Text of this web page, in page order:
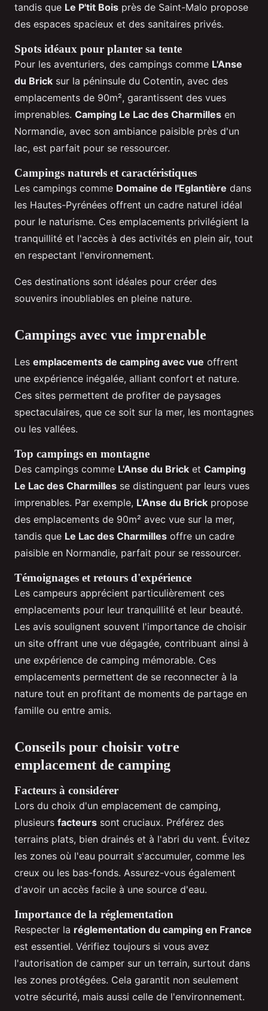
tandis que Le P'tit Bois près de Saint-Malo propose
des espaces spacieux et des sanitaires privés.
Spots idéaux pour planter sa tente
Pour les aventuriers, des campings comme L'Anse
du Brick sur la péninsule du Cotentin, avec des
emplacements de 90m², garantissent des vues
imprenables. Camping Le Lac des Charmilles en
Normandie, avec son ambiance paisible près d'un
lac, est parfait pour se ressourcer.
Campings naturels et caractéristiques
Les campings comme Domaine de l'Eglantière dans
les Hautes-Pyrénées offrent un cadre naturel idéal
pour le naturisme. Ces emplacements privilégient la
tranquillité et l'accès à des activités en plein air, tout
en respectant l'environnement.
Ces destinations sont idéales pour créer des
souvenirs inoubliables en pleine nature.
Campings avec vue imprenable
Les emplacements de camping avec vue offrent
une expérience inégalée, alliant confort et nature.
Ces sites permettent de profiter de paysages
spectaculaires, que ce soit sur la mer, les montagnes
ou les vallées.
Top campings en montagne
Des campings comme L'Anse du Brick et Camping
Le Lac des Charmilles se distinguent par leurs vues
imprenables. Par exemple, L'Anse du Brick propose
des emplacements de 90m² avec vue sur la mer,
tandis que Le Lac des Charmilles offre un cadre
paisible en Normandie, parfait pour se ressourcer.
Témoignages et retours d'expérience
Les campeurs apprécient particulièrement ces
emplacements pour leur tranquillité et leur beauté.
Les avis soulignent souvent l'importance de choisir
un site offrant une vue dégagée, contribuant ainsi à
une expérience de camping mémorable. Ces
emplacements permettent de se reconnecter à la
nature tout en profitant de moments de partage en
famille ou entre amis.
Conseils pour choisir votre
emplacement de camping
Facteurs à considérer
Lors du choix d'un emplacement de camping,
plusieurs facteurs sont cruciaux. Préférez des
terrains plats, bien drainés et à l'abri du vent. Évitez
les zones où l'eau pourrait s'accumuler, comme les
creux ou les bas-fonds. Assurez-vous également
d'avoir un accès facile à une source d'eau.
Importance de la réglementation
Respecter la réglementation du camping en France
est essentiel. Vérifiez toujours si vous avez
l'autorisation de camper sur un terrain, surtout dans
les zones protégées. Cela garantit non seulement
votre sécurité, mais aussi celle de l'environnement.